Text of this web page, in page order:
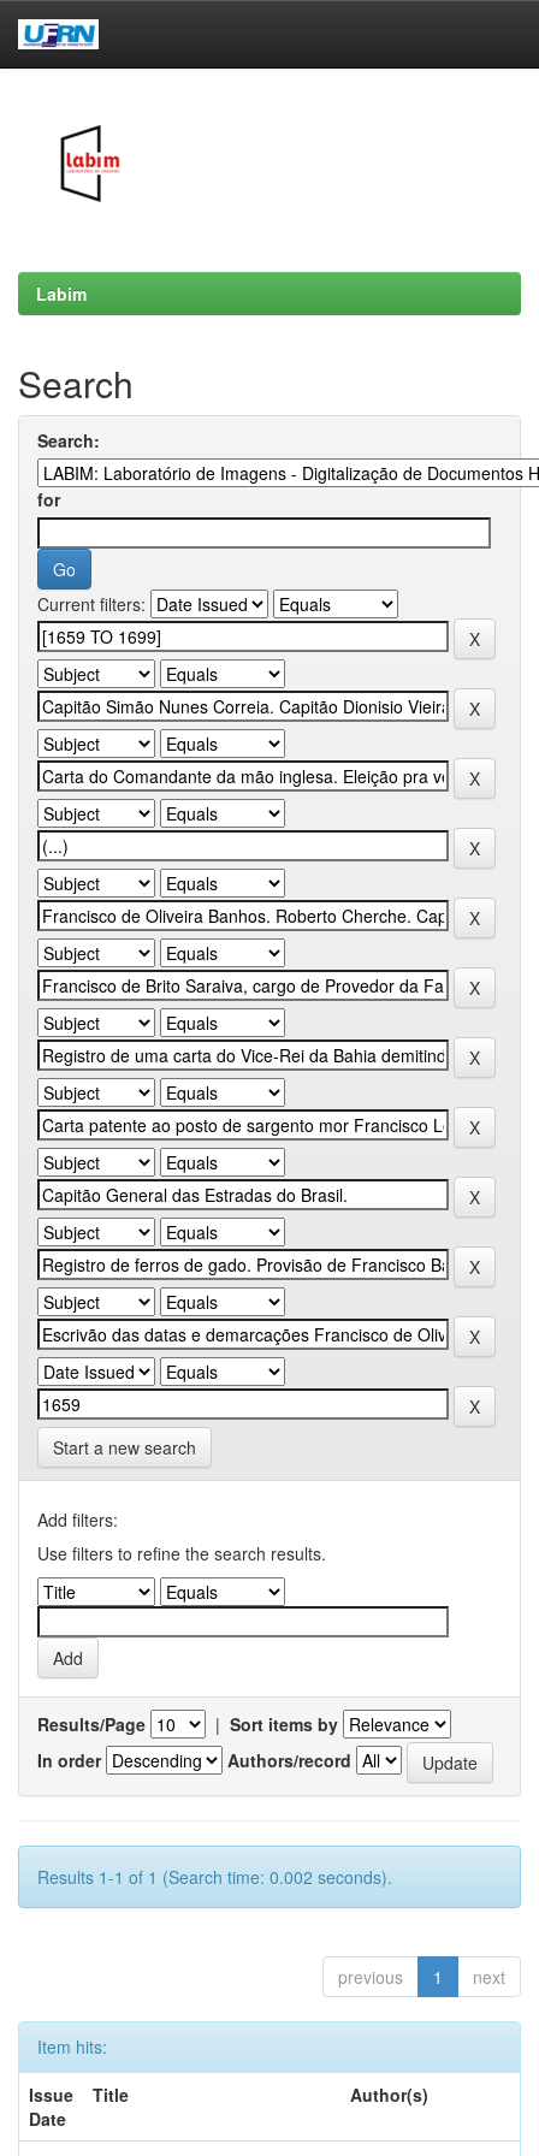
Labim
Search
Search:
for
Current filters:
Start a new search
Add filters:
Use filters to refine the search results.
Results/Page | Sort items by
In order
Authors/record
Results 1-1 of 1 (Search time: 0.002 seconds).
previous 1 next
Item hits:
Issue
Date
Title Author(s)